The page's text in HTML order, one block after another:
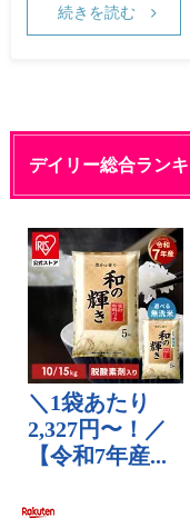
続きを読む
デイリー総合ラン